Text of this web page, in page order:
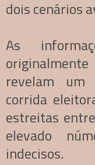
dois cenários
As
revelam um
corrida
estreitas
elevado
indecisos.